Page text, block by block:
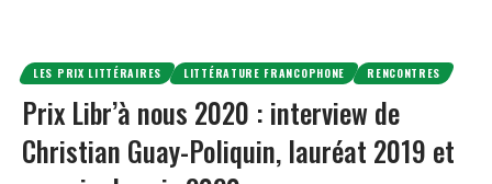
LES PRIX LITTÉRAIRES LITTÉRATURE FRANCOPHONE RENCONTRES
Prix Libr’à nous 2020 : interview de
Christian Guay-Poliquin, lauréat 2019 et